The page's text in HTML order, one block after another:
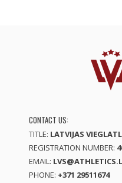
CONTACT US:
TITLE: LATVIJAS
REGISTRATION NUMBER:
EMAIL:
PHONE: +371 29511674